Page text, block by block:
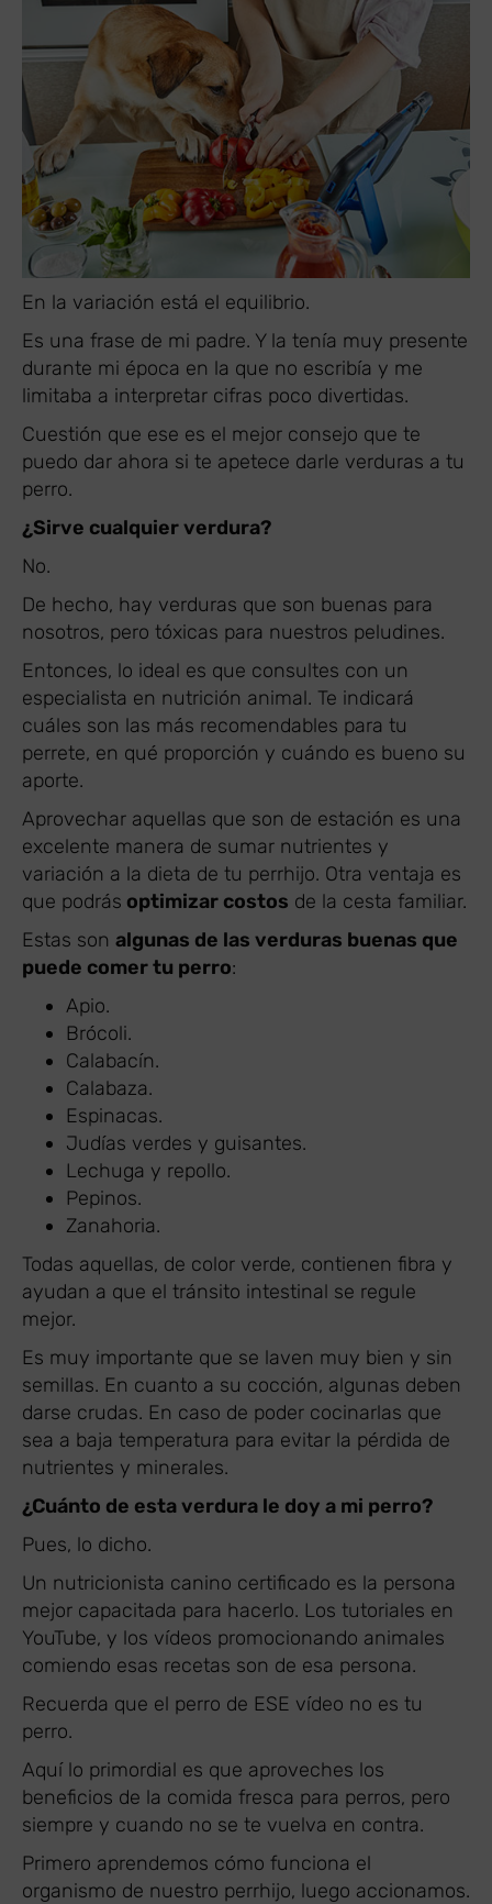
En la variación está el equilibrio.
Es una frase de mi padre. Y la tenía muy presente
durante mi época en la que no escribía y me
limitaba a interpretar cifras poco divertidas.
Cuestión que ese es el mejor consejo que te
puedo dar ahora si te apetece darle verduras a tu
perro.
¿Sirve cualquier verdura?
No.
De hecho, hay verduras que son buenas para
nosotros, pero tóxicas para nuestros peludines.
Entonces, lo ideal es que consultes con un
especialista en nutrición animal. Te indicará
cuáles son las más recomendables para tu
perrete, en qué proporción y cuándo es bueno su
aporte.
Aprovechar aquellas que son de estación es una
excelente manera de sumar nutrientes y
variación a la dieta de tu perrhijo. Otra ventaja es
que podrás optimizar costos de la cesta familiar.
Estas son algunas de las verduras buenas que
puede comer tu perro:
Apio.
Brócoli.
Calabacín.
Calabaza.
Espinacas.
Judías verdes y guisantes.
Lechuga y repollo.
Pepinos.
Zanahoria.
Todas aquellas, de color verde, contienen fibra y
ayudan a que el tránsito intestinal se regule
mejor.
Es muy importante que se laven muy bien y sin
semillas. En cuanto a su cocción, algunas deben
darse crudas. En caso de poder cocinarlas que
sea a baja temperatura para evitar la pérdida de
nutrientes y minerales.
¿Cuánto de esta verdura le doy a mi perro?
Pues, lo dicho.
Un nutricionista canino certificado es la persona
mejor capacitada para hacerlo. Los tutoriales en
YouTube, y los vídeos promocionando animales
comiendo esas recetas son de esa persona.
Recuerda que el perro de ESE vídeo no es tu
perro.
Aquí lo primordial es que aproveches los
beneficios de la comida fresca para perros, pero
siempre y cuando no se te vuelva en contra.
Primero aprendemos cómo funciona el
organismo de nuestro perrhijo, luego accionamos.